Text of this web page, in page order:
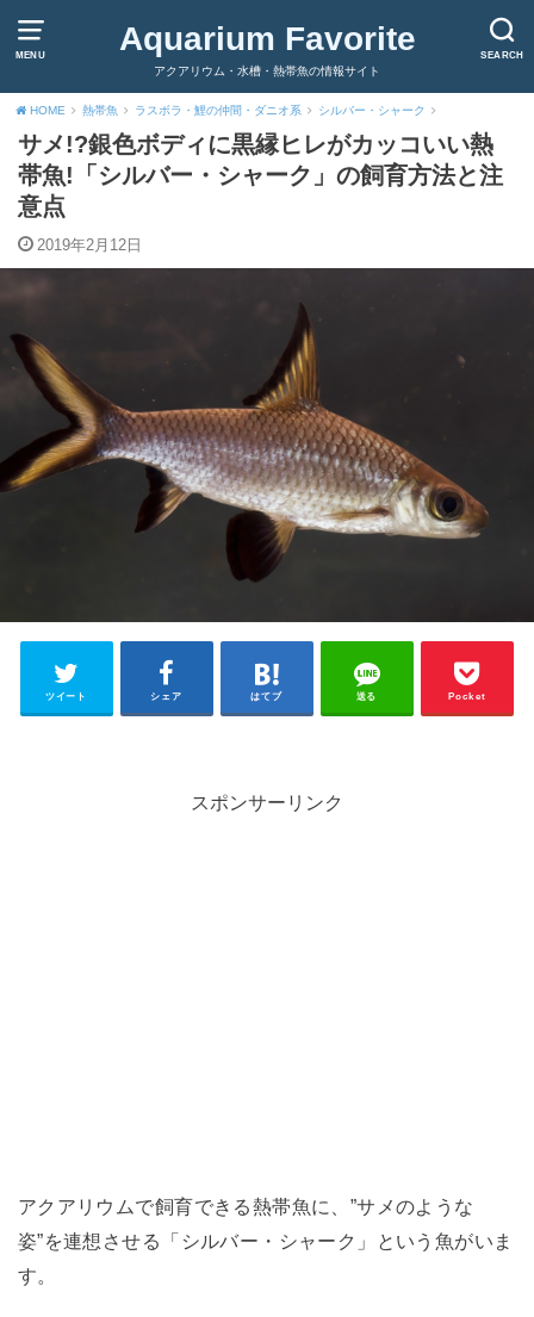
MENU SEARCH
Aquarium Favorite
アクアリウム・水槽・熱帯魚の情報サイト
HOME 熱帯魚 ラスボラ・鯉の仲間・ダニオ系 シルバー・シャーク
サメ!?銀色ボディに黒縁ヒレがカッコいい熱
帯魚!「シルバー・シャーク」の飼育方法と注
意点
2019年2月12日
ツイート シェア はてブ 送る Pocket
スポンサーリンク
アクアリウムで飼育できる熱帯魚に、”サメのような
姿”を連想させる「シルバー・シャーク」という魚がいま
す。